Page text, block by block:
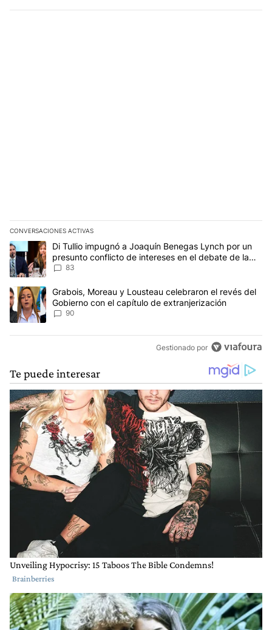
CONVERSACIONES ACTIVAS
Este listado muestra los artículos con más comentarios en los
Un artículo de tendencia con el título "Di Tullio impugnó a
Di Tullio impugnó a Joaquín Benegas Lynch por un
presunto conflicto de intereses en el debate de la
Ley de Tierras
83
Un artículo de tendencia con el título "Grabois, Moreau y
Grabois, Moreau y Lousteau celebraron el revés del
Gobierno con el capítulo de extranjerización
90
Gestionado por